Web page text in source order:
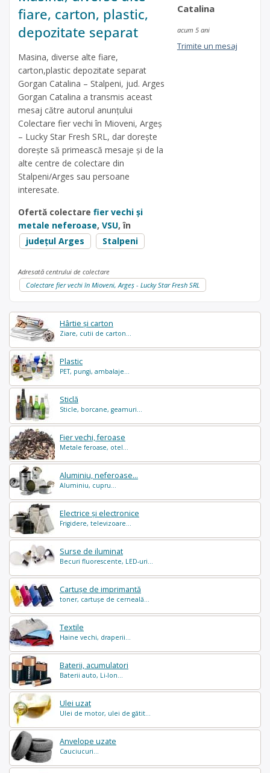
Hârtie și carton
Ziare, cutii de carton...
Plastic
PET, pungi, ambalaje...
Sticlă
Sticle, borcane, geamuri...
Fier vechi, feroase
Metale feroase, otel...
Aluminiu, neferoase...
Aluminiu, cupru...
Electrice și electronice
Frigidere, televizoare...
Surse de iluminat
Becuri fluorescente, LED-uri...
Cartușe de imprimantă
toner, cartușe de cerneală...
Textile
Haine vechi, draperii...
Baterii, acumulatori
Baterii auto, Li-Ion...
Ulei uzat
Ulei de motor, ulei de gătit...
Anvelope uzate
Cauciucuri...
fiare, carton, plastic,
depozitate separat
Masina, diverse alte fiare,
carton,plastic depozitate separat
Gorgan Catalina – Stalpeni, jud. Arges
Gorgan Catalina a transmis aceast
mesaj către autorul anunțului
Colectare fier vechi în Mioveni, Argeș
– Lucky Star Fresh SRL, dar dorește
dorește să primească mesaje și de la
alte centre de colectare din
Stalpeni/Arges sau persoane
interesate.
Ofertă colectare fier vechi și
metale neferoase, VSU, în
județul Arges
Stalpeni
Catalina
acum 5 ani
Trimite un mesaj
Adresată centrului de colectare
Colectare fier vechi în Mioveni, Argeș - Lucky Star Fresh SRL